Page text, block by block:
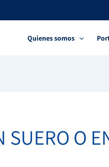
Quienes somos
SUERO O